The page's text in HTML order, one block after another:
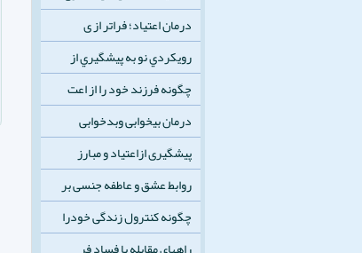
درمان اعتیاد؛ فراتر از ی
رويكردي نو به پيشگيري از
چگونه فرزند خود را از اعت
درمان بیخوابی وبدخوابی
پیشگیری ازاعتیاد و مبارز
روابط عشق و عاطفه جنسی بر
چگونه کنترول زندگی خودرا